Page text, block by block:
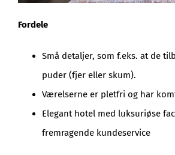
Fordele
Små detaljer, som f.eks. at de
puder (fjer eller skum).
Værelserne er pletfri og har
Elegant hotel med luksuriøse
fremragende kundeservice